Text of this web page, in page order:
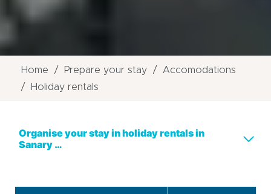
Home Prepare your stay
Accomodations
Holiday rentals
Organise your stay in holiday rentals in
Sanary …